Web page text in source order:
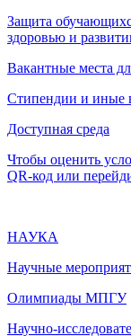
Защита
здоровью и
Вакантные места
Стипендии и иные
Доступная среда
Чтобы оценить
QR-код или
НАУКА
Научные
Олимпиады МПГУ
Научно-